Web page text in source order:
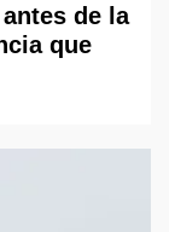
de la
que